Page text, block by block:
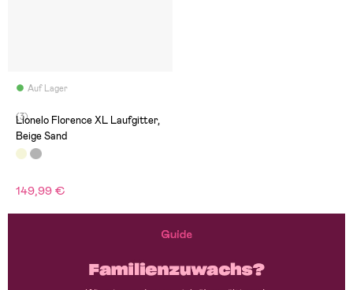
Auf Lager
(3)
Lionelo Florence XL Laufgitter,
Beige Sand
149,99 €